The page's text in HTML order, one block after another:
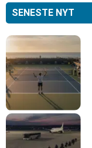
SENESTE NYT